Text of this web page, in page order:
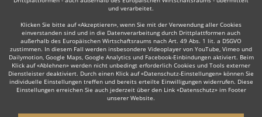
Trauerredner Dudelsackspieler
Wie funktioniert's?
und verarbeitet.
Klicken Sie bitte auf «Akzeptieren», wenn Sie mit der Verwendung aller Cookies
einverstanden sind und in die Datenverarbeitung durch Drittplattformen auch
außerhalb des Europäischen Wirtschaftsraums nach Art. 49 Abs. 1 lit. a DSGVO
zustimmen. In diesem Fall werden insbesondere Videoplayer von YouTube, Vimeo und
Dailymotion, Google Maps, Google Analytics und Facebook-Einbindungen aktiviert. Beim
Klick auf «Ablehnen» werden nicht unbedingt erforderlich Cookies und Tools externer
Dienstleister deaktiviert. Durch einen Klick auf «Datenschutz-Einstellungen» können Sie
individuelle Einstellungen treffen und bereits erteilte Einwilligungen widerrufen. Diese
Einstellungen erreichen Sie auch jederzeit über den Link «Datenschutz» im Footer
unserer Website.